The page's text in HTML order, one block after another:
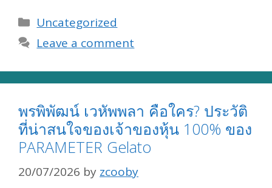
Categories
Uncategorized
Leave a comment
พรพิพัฒน์ เวหัพพลา คือใคร? ประวัติ
ที่น่าสนใจของเจ้าของหุ้น 100% ของ
PARAMETER Gelato
20/07/2026 by zcooby